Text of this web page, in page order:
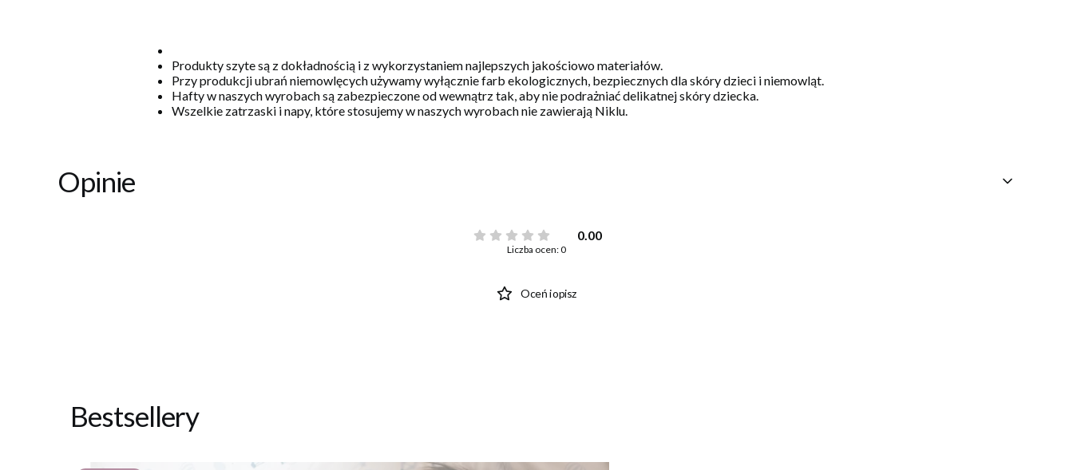
Produkty szyte są z dokładnością i z wykorzystaniem najlepszych jakościowo materiałów.
Przy produkcji ubrań niemowlęcych używamy wyłącznie farb ekologicznych, bezpiecznych dla skóry dzieci i niemowląt.
Hafty w naszych wyrobach są zabezpieczone od wewnątrz tak, aby nie podrażniać delikatnej skóry dziecka.
Wszelkie zatrzaski i napy, które stosujemy w naszych wyrobach nie zawierają Niklu.
Opinie
0.00
Liczba ocen: 0
Oceń i opisz
Bestsellery